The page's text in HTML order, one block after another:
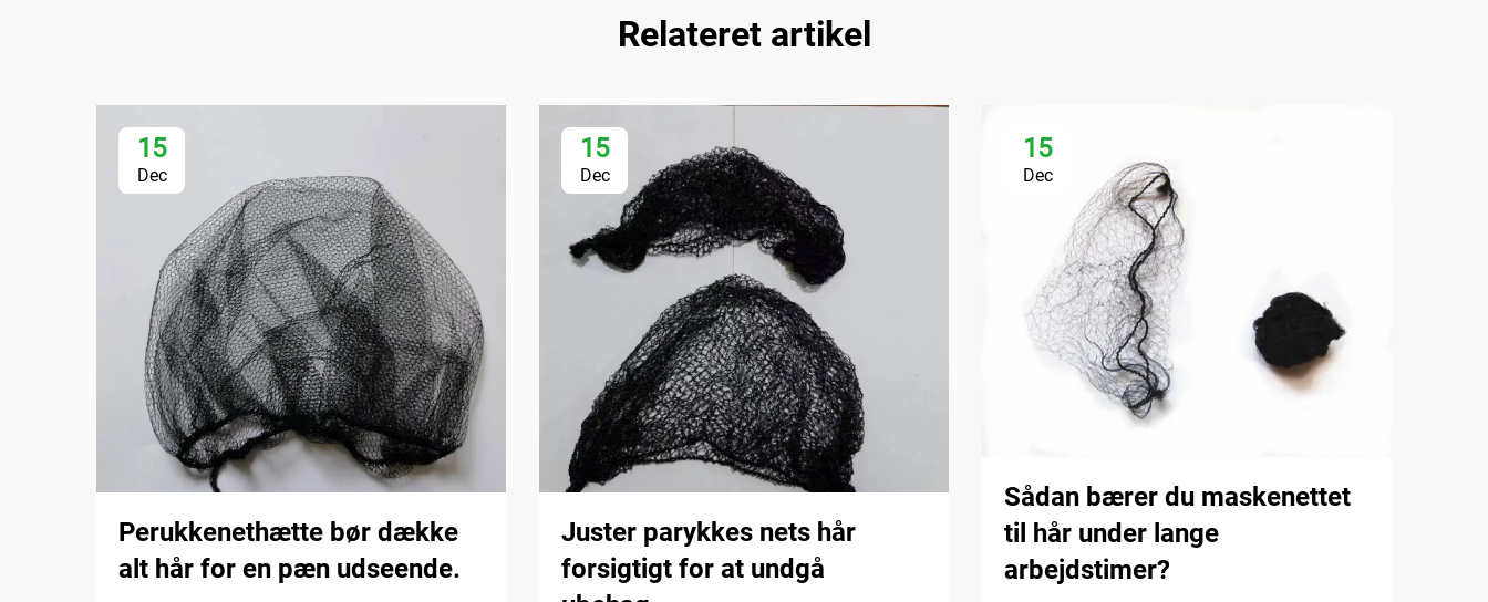
Relateret artikel
15
Dec
Perukkenethætte bør dække
alt hår for en pæn udseende.
15
Dec
Juster parykkes nets hår
forsigtigt for at undgå
15
Dec
Sådan bærer du maskenettet
til hår under lange
arbejdstimer?